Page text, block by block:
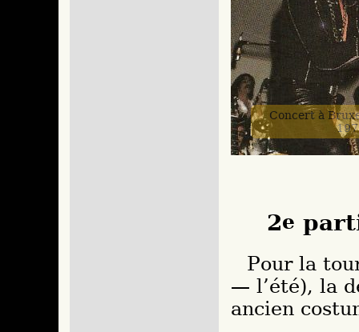
Concert à
2e
Pour la tournée d’hiver (et parfois — rarement
— l’été), la
ancien